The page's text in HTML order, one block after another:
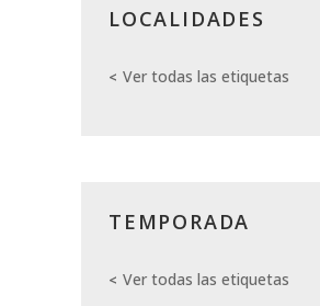
LOCALIDADES
Ver todas las etiquetas
TEMPORADA
Ver todas las etiquetas